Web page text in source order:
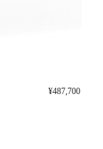
¥487,700